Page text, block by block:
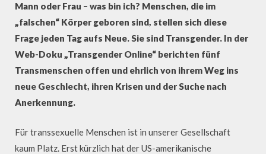
Mann oder Frau – was bin ich? Menschen, die im
„falschen“ Körper geboren sind, stellen sich diese
Frage jeden Tag aufs Neue. Sie sind Transgender. In der
Web-Doku „Transgender Online“ berichten fünf
Transmenschen offen und ehrlich von ihrem Weg ins
neue Geschlecht, ihren Krisen und der Suche nach
Anerkennung.
Für transsexuelle Menschen ist in unserer Gesellschaft
kaum Platz. Erst kürzlich hat der US-amerikanische